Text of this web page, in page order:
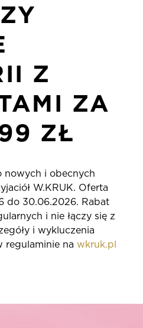
Z
ZA
ZŁ
nowych i obecnych
W.KRUK. Oferta
do 30.06.2026. Rabat
i nie łączy się z
i wykluczenia
regulaminie na wkruk.pl